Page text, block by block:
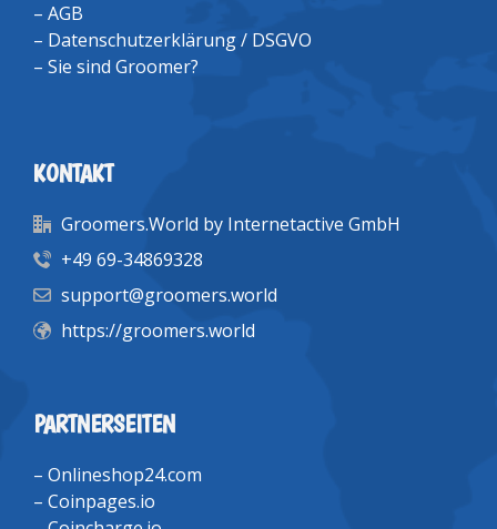
– AGB
– Datenschutzerklärung / DSGVO
– Sie sind Groomer?
KONTAKT
Groomers.World by Internetactive GmbH
+49 69-34869328
support@groomers.world
https://groomers.world
PARTNERSEITEN
– Onlineshop24.com
– Coinpages.io